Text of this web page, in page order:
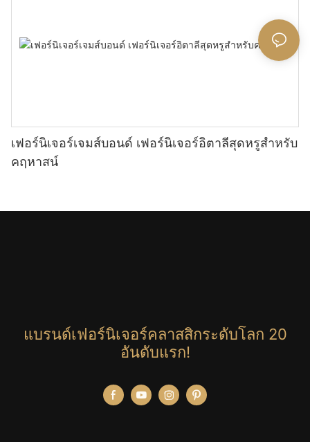
เฟอร์นิเจอร์เจมส์บอนด์ เฟอร์นิเจอร์อิตาลีสุดหรูสำหรับ
คฤหาสน์
แบรนด์เฟอร์นิเจอร์คลาสสิกระดับโลก 20
อันดับแรก!